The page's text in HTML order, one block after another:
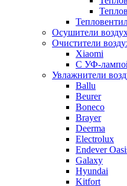
Осушители
Очистители
Xiaomi
С УФ-
Увлажнители
Ballu
Beurer
Boneco
Brayer
Deerma
Electrolux
Endever
Galaxy
Hyundai
Kitfort